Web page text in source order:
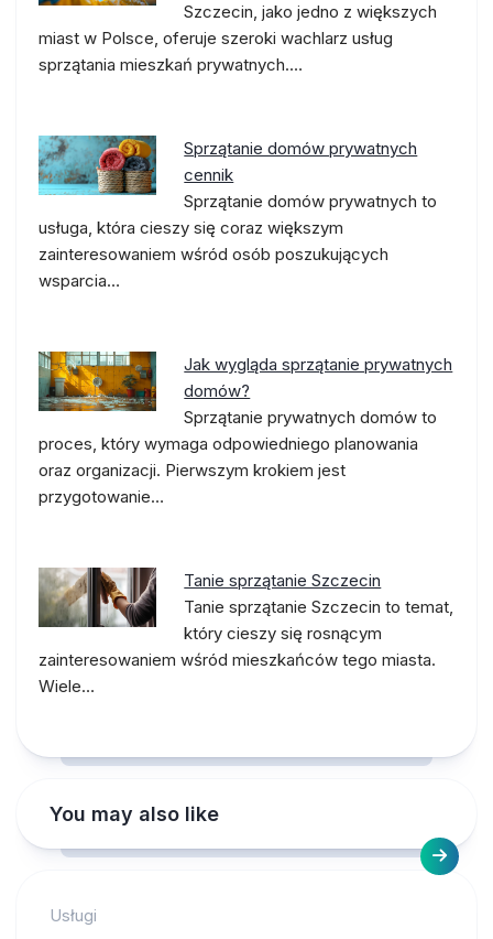
Szczecin, jako jedno z większych
miast w Polsce, oferuje szeroki wachlarz usług
sprzątania mieszkań prywatnych.…
Sprzątanie domów prywatnych
cennik
Sprzątanie domów prywatnych to
usługa, która cieszy się coraz większym
zainteresowaniem wśród osób poszukujących
wsparcia…
Jak wygląda sprzątanie prywatnych
domów?
Sprzątanie prywatnych domów to
proces, który wymaga odpowiedniego planowania
oraz organizacji. Pierwszym krokiem jest
przygotowanie…
Tanie sprzątanie Szczecin
Tanie sprzątanie Szczecin to temat,
który cieszy się rosnącym
zainteresowaniem wśród mieszkańców tego miasta.
Wiele…
You may also like
Usługi